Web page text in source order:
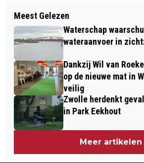
VIER PLEKKEN VOOR
IN BREEZICHT NOORD
VIER TIPS OM VEILIG
SHOPPEN
Meest Gelezen
Waterschap
wateraanvoer in
Dankzij Wil van
op de nieuwe mat in
veilig
Zwolle herdenkt
in Park Eekhout
Meer artikelen